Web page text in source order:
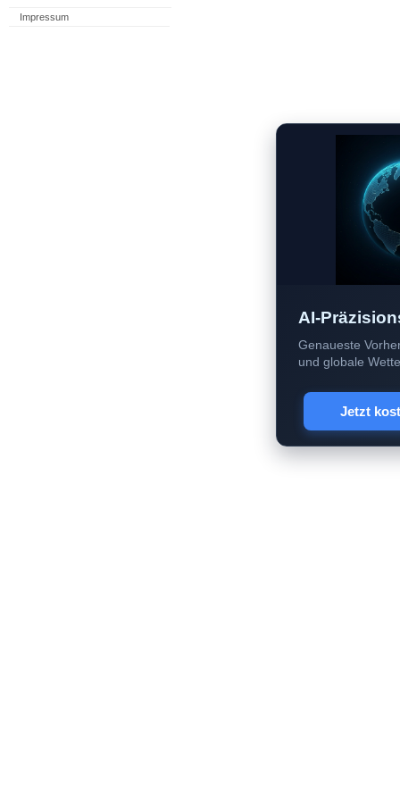
Impressum
AI-
Genaueste
und globale
Jetzt